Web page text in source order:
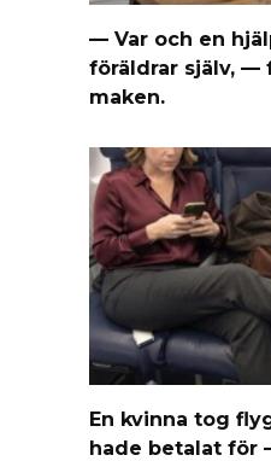
— Var och en
föräldrar själv, —
maken.
En kvinna tog
hade betalat för